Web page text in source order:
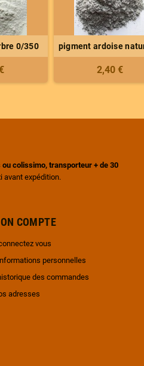
0/350 pigment ardoise
2,40 €
colissimo, transporteur + de 30
avant expédition.
COMPTE
vous
personnelles
des commandes
adresses